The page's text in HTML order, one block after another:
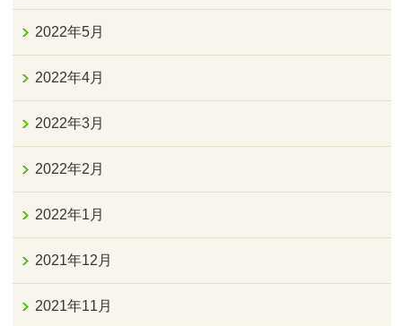
2022年5月
2022年4月
2022年3月
2022年2月
2022年1月
2021年12月
2021年11月